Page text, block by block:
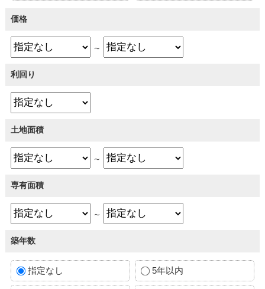
価格
～
利回り
土地面積
～
専有面積
～
築年数
指定なし 5年以内